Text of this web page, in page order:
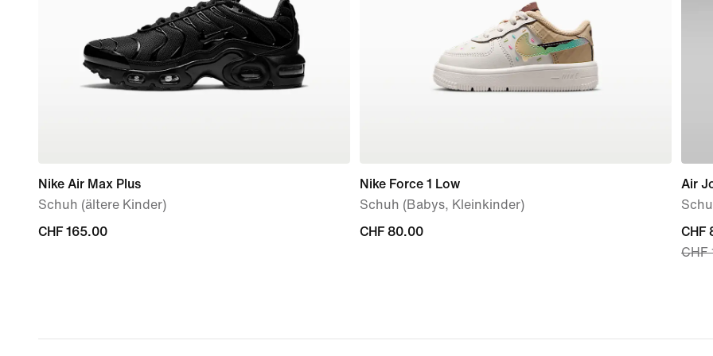
Nike Air Max Plus
Schuh (ältere Kinder)
CHF 165.00
CHF 165.00
Nike Force 1 Low
Schuh (Babys, Kleinkinder)
CHF 80.00
CHF 80.00
Air
price
CHF
CHF
CHF